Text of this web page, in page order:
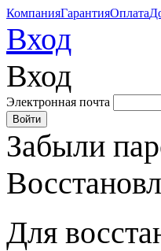
КомпанияГарантияОплата
Вход
Вход
Электронная почта
Забыли
Для